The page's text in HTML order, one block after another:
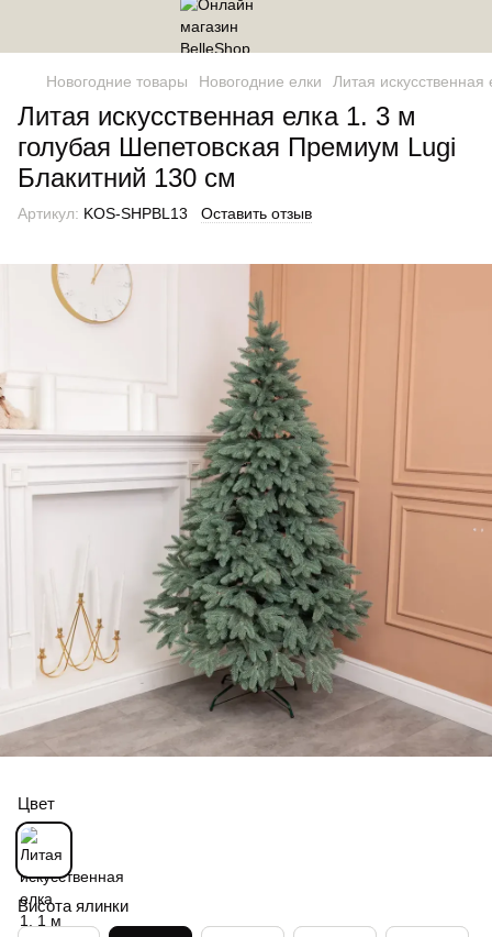
Новогодние товары Новогодние елки Литая
Литая искусственная елка 1. 3 м
голубая Шепетовская Премиум Lugi
Блакитний 130 см
Артикул: KOS-SHPBL13 Оставить отзыв
Цвет
Висота ялинки